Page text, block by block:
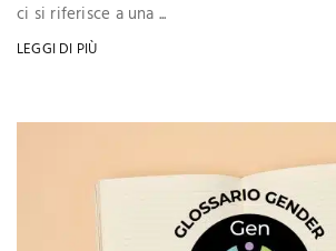
ci si riferisce a una ...
LEGGI DI PIÙ